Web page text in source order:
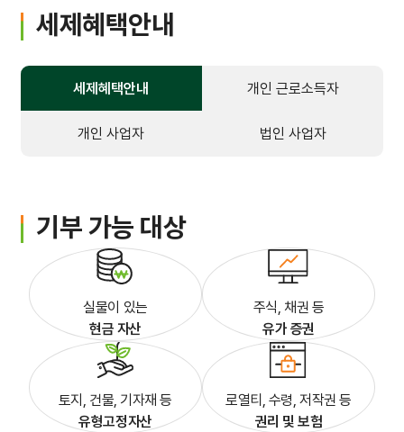
가정간호
가정간호란
신청방법
비용 및 수납방법
간호간병통합서비스
세제혜택안내
세제혜택안내 개인 근로소득자
개인 사업자 법인 사업자
기부 가능 대상
실물이 있는
현금 자산
주식, 채권 등
유가 증권
토지, 건물, 기자재 등
유형고정자산
로열티, 수령, 저작권 등
권리 및 보험